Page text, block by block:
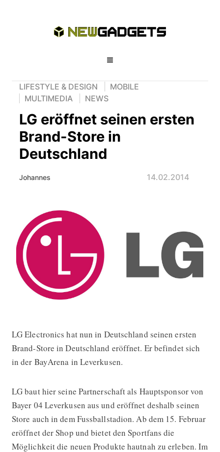
LIFESTYLE & DESIGN
MOBILE
MULTIMEDIA
NEWS
LG eröffnet seinen ersten
Brand-Store in
Deutschland
Johannes 14.02.2014
LG eröffnet seinen ersten Brand-
LG Electronics hat nun in Deutschland seinen ersten
Brand-Store in Deutschland eröffnet. Er befindet sich
in der BayArena in Leverkusen.
LG baut hier seine Partnerschaft als Hauptsponsor von
Bayer 04 Leverkusen aus und eröffnet deshalb seinen
Store auch in dem Fussballstadion. Ab dem 15. Februar
eröffnet der Shop und bietet den Sportfans die
Möglichkeit die neuen Produkte hautnah zu erleben. Im